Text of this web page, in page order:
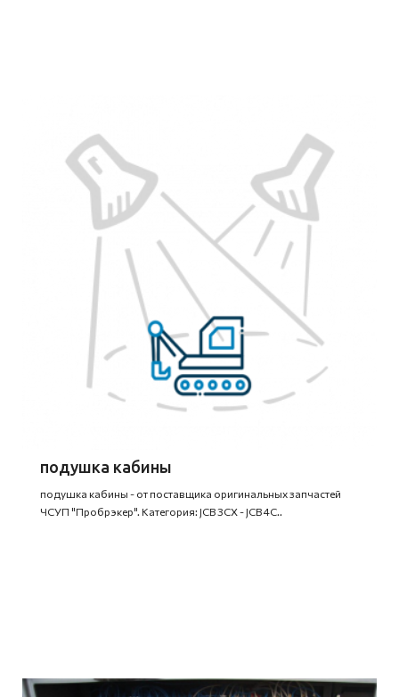
подушка кабины
подушка кабины - от поставщика оригинальных запчастей
ЧСУП "Пробрэкер". Категория: JCB 3CX - JCB 4C..